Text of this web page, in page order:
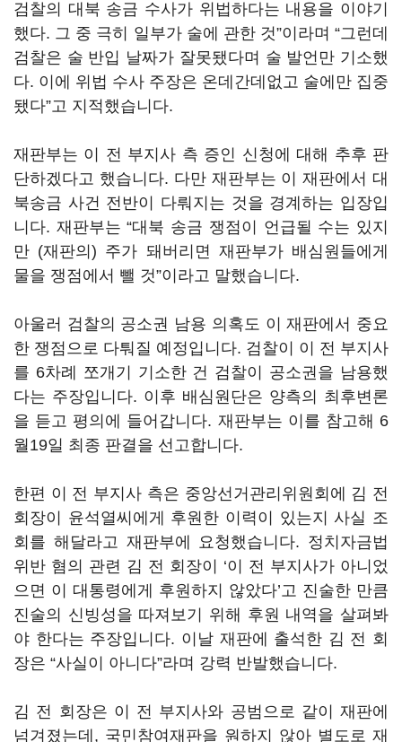
검찰의 대북 송금 수사가 위법하다는 내용을 이야기
했다. 그 중 극히 일부가 술에 관한 것”이라며 “그런데
검찰은 술 반입 날짜가 잘못됐다며 술 발언만 기소했
다. 이에 위법 수사 주장은 온데간데없고 술에만 집중
됐다”고 지적했습니다.
재판부는 이 전 부지사 측 증인 신청에 대해 추후 판
단하겠다고 했습니다. 다만 재판부는 이 재판에서 대
북송금 사건 전반이 다뤄지는 것을 경계하는 입장입
니다. 재판부는 “대북 송금 쟁점이 언급될 수는 있지
만 (재판의) 주가 돼버리면 재판부가 배심원들에게
물을 쟁점에서 뺄 것”이라고 말했습니다.
아울러 검찰의 공소권 남용 의혹도 이 재판에서 중요
한 쟁점으로 다퉈질 예정입니다. 검찰이 이 전 부지사
를 6차례 쪼개기 기소한 건 검찰이 공소권을 남용했
다는 주장입니다. 이후 배심원단은 양측의 최후변론
을 듣고 평의에 들어갑니다. 재판부는 이를 참고해 6
월19일 최종 판결을 선고합니다.
한편 이 전 부지사 측은 중앙선거관리위원회에 김 전
회장이 윤석열씨에게 후원한 이력이 있는지 사실 조
회를 해달라고 재판부에 요청했습니다. 정치자금법
위반 혐의 관련 김 전 회장이 ‘이 전 부지사가 아니었
으면 이 대통령에게 후원하지 않았다’고 진술한 만큼
진술의 신빙성을 따져보기 위해 후원 내역을 살펴봐
야 한다는 주장입니다. 이날 재판에 출석한 김 전 회
장은 “사실이 아니다”라며 강력 반발했습니다.
김 전 회장은 이 전 부지사와 공범으로 같이 재판에
넘겨졌는데, 국민참여재판을 원하지 않아 별도로 재